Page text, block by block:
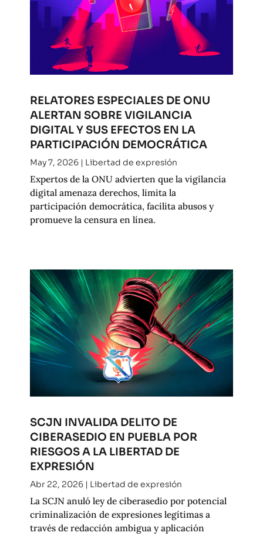
RELATORES ESPECIALES DE ONU
ALERTAN SOBRE VIGILANCIA
DIGITAL Y SUS EFECTOS EN LA
PARTICIPACIÓN DEMOCRÁTICA
May 7, 2026| Libertad de expresión
Expertos de la ONU advierten que la vigilancia
digital amenaza derechos, limita la
participación democrática, facilita abusos y
promueve la censura en línea.
SCJN INVALIDA DELITO DE
CIBERASEDIO EN PUEBLA POR
RIESGOS A LA LIBERTAD DE
EXPRESIÓN
Abr 22, 2026| Libertad de expresión
La SCJN anuló ley de ciberasedio por potencial
criminalización de expresiones legítimas a
través de redacción ambigua y aplicación